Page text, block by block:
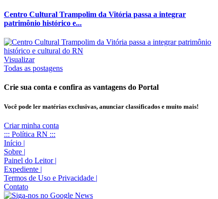
Centro Cultural Trampolim da Vitória passa a integrar
patrimônio histórico e...
Visualizar
Todas as postagens
Crie sua conta e confira as vantagens do Portal
Você pode ler matérias exclusivas, anunciar classificados e muito mais!
Criar minha conta
::: Política RN :::
Início |
Sobre |
Painel do Leitor |
Expediente |
Termos de Uso e Privacidade |
Contato